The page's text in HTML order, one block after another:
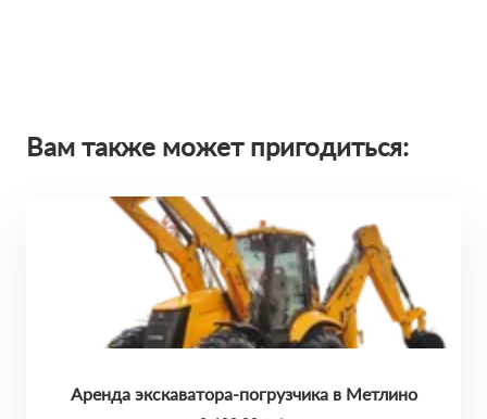
Вам также может пригодиться:
Аренда экскаватора-погрузчика в Метлино